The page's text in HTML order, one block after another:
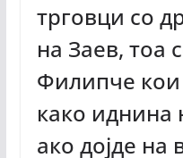
трговци со
на Заев, тоа
Филипче
како иднина
ако дојде на